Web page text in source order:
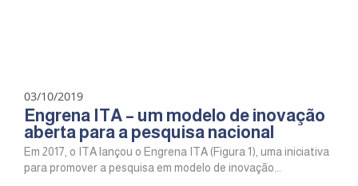
03/10/2019
Engrena ITA – um modelo de inovação
aberta para a pesquisa nacional
Em 2017, o ITA lançou o Engrena ITA (Figura 1), uma iniciativa
para promover a pesquisa em modelo de inovação...